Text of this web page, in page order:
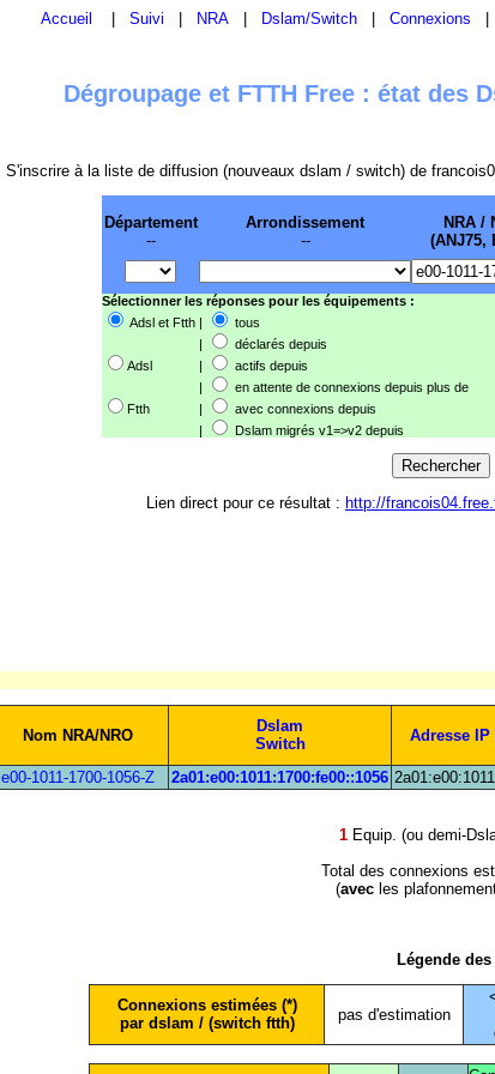
Accueil Suivi NRA Dslam/Switch Connexions
Dégroupage et FTTH Free : état des
S'inscrire à la liste de diffusion (nouveaux dslam / switch) de
Département
--
Arrondissement
--
NRA /
(ANJ75,
Sélectionner les réponses pour les équipements :
Adsl et Ftth |
tous
|
déclarés depuis
Adsl |
actifs depuis
|
en attente de connexions depuis plus de
Ftth
|
avec connexions depuis
|
Dslam migrés v1=>v2 depuis
Lien direct pour ce résultat : http://
Nom NRA/NRO
Dslam
Switch
Adresse
e00-1011-1700-1056-Z 2a01:e00:1011:1700:fe00::1056
1 Equip. (ou demi-
Total des connexions
(avecles
Légende
Connexions estimées (*)
par dslam / (switch ftth)
pas d'estimation